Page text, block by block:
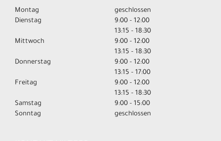
Montag
geschlossen
Dienstag
9:00 - 12:00
13:15 - 18:30
Mittwoch
9:00 - 12:00
13:15 - 18:30
Donnerstag
9:00 - 12:00
13:15 - 17:00
Freitag
9:00 - 12:00
13:15 - 18:30
Samstag
9:00 - 15:00
Sonntag
geschlossen